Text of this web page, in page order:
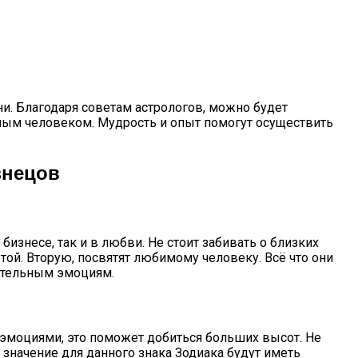
Благодаря советам астрологов, можно будет
человеком. Мудрость и опыт помогут осуществить
так и в любви. Не стоит забивать о близких
Вторую, посвятят любимому человеку. Всё что они
эмоциям.
это поможет добиться больших высот. Не
для данного знака Зодиака будут иметь